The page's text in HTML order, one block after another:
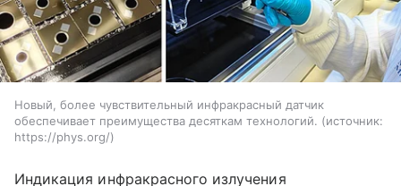
Новый, более чувствительный инфракрасный датчик
обеспечивает преимущества десяткам технологий.
источник:
https://phys.org/
Индикация инфракрасного излучения